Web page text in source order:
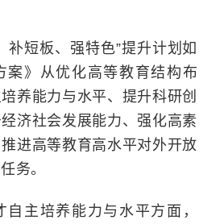
补短板、强特色”提升计划如
案》从优化高等教育结构布
养能力与水平、提升科研创
济社会发展能力、强化高素
进高等教育高水平对外开放
务。
主培养能力与水平方面，